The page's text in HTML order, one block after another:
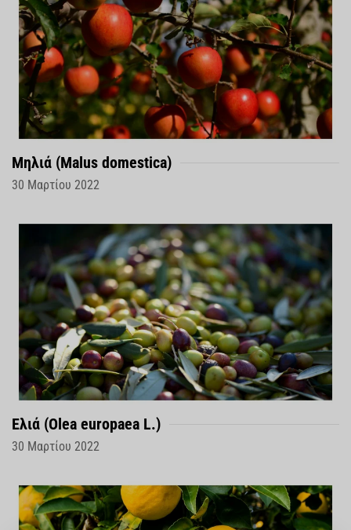
Μηλιά (Malus domestica)
30 Μαρτίου 2022
Ελιά (Olea europaea L.)
30 Μαρτίου 2022